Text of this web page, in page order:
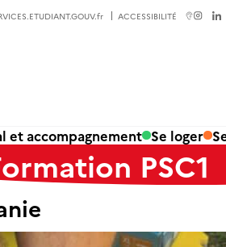
ACCESSIBILITÉ
et accompagnement Se loger
PSC1